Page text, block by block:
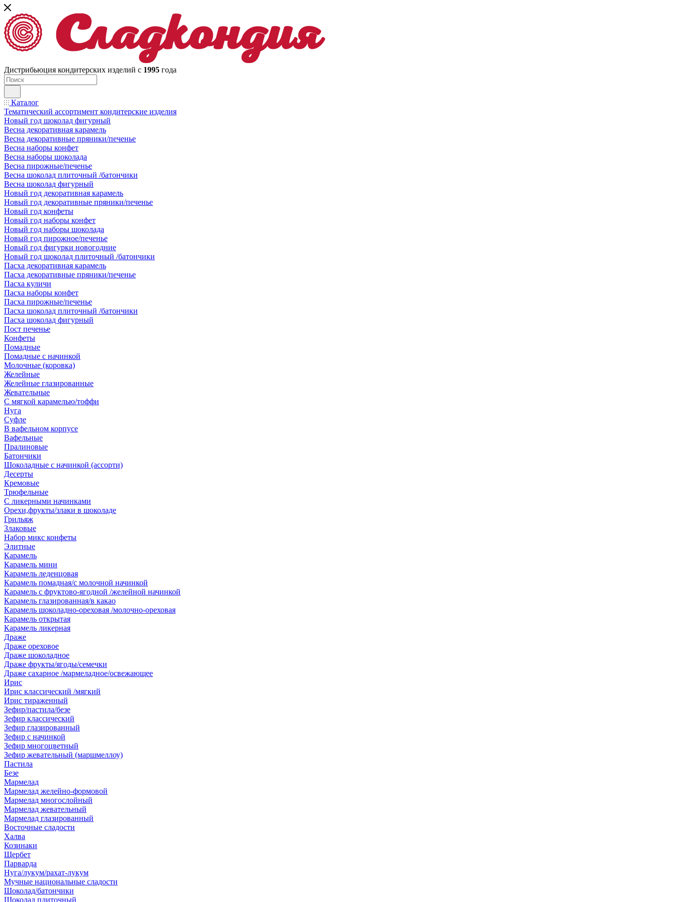
Дистрибьюция кондитерских изделий с 1995 года
Каталог
Тематический ассортимент кондитерские изделия
Новый год шоколад фигурный
Весна декоративная карамель
Весна декоративные пряники/печенье
Весна наборы конфет
Весна наборы шоколада
Весна пирожные/печенье
Весна шоколад плиточный /батончики
Весна шоколад фигурный
Новый год декоративная карамель
Новый год декоративные пряники/печенье
Новый год конфеты
Новый год наборы конфет
Новый год наборы шоколада
Новый год пирожное/печенье
Новый год фигурки новогодние
Новый год шоколад плиточный /батончики
Пасха декоративная карамель
Пасха декоративные пряники/печенье
Пасха куличи
Пасха наборы конфет
Пасха пирожные/печенье
Пасха шоколад плиточный /батончики
Пасха шоколад фигурный
Пост печенье
Конфеты
Помадные
Помадные с начинкой
Молочные (коровка)
Желейные
Желейные глазированные
Жевательные
С мягкой карамелью/тоффи
Нуга
Суфле
В вафельном корпусе
Вафельные
Пралиновые
Батончики
Шоколадные с начинкой (ассорти)
Десерты
Кремовые
Трюфельные
С ликерными начинками
Орехи,фрукты/злаки в шоколаде
Грильяж
Злаковые
Набор микс конфеты
Элитные
Карамель
Карамель мини
Карамель леденцовая
Карамель помадная/с молочной начинкой
Карамель с фруктово-ягодной /желейной начинкой
Карамель глазированная/в какао
Карамель шоколадно-ореховая /молочно-ореховая
Карамель открытая
Карамель ликерная
Драже
Драже ореховое
Драже шоколадное
Драже фрукты/ягоды/семечки
Драже сахарное /мармеладное/освежающее
Ирис
Ирис классический /мягкий
Ирис тираженный
Зефир/пастила/безе
Зефир классический
Зефир глазированный
Зефир с начинкой
Зефир многоцветный
Зефир жевательный (маршмеллоу)
Пастила
Безе
Мармелад
Мармелад желейно-формовой
Мармелад многослойный
Мармелад жевательный
Мармелад глазированный
Восточные сладости
Халва
Козинаки
Щербет
Парварда
Нуга/лукум/рахат-лукум
Мучные национальные сладости
Шоколад/батончики
Шоколад плиточный